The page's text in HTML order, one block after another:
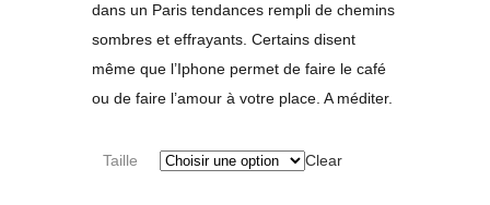
dans un Paris tendances rempli de chemins
sombres et effrayants. Certains disent
même que l’Iphone permet de faire le café
ou de faire l’amour à votre place. A méditer.
Taille Clear